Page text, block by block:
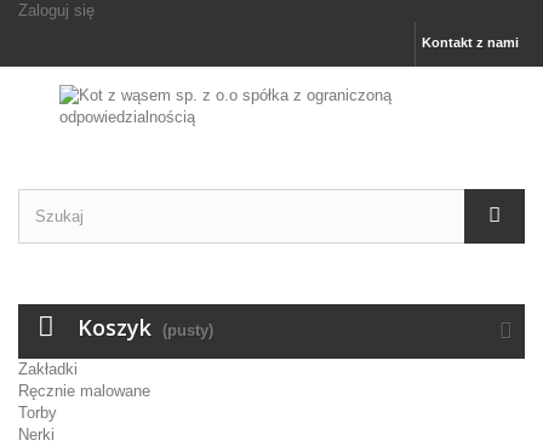
Zaloguj się
Kontakt z nami
Koszyk (pusty)
Zakładki
Ręcznie malowane
Torby
Nerki